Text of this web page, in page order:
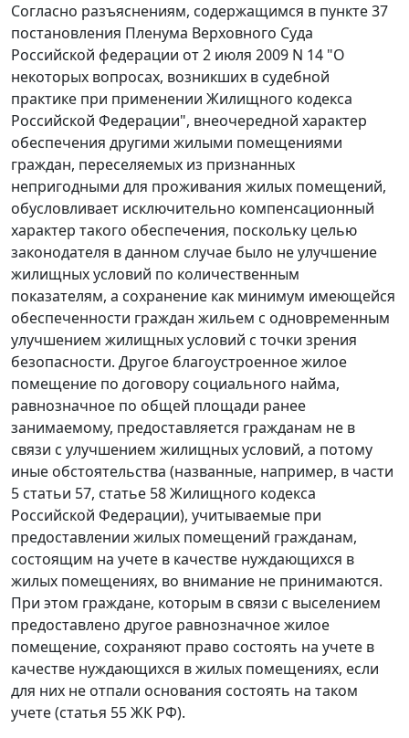
Согласно разъяснениям, содержащимся в пункте 37
постановления Пленума Верховного Суда
Российской федерации от 2 июля 2009 N 14 "О
некоторых вопросах, возникших в судебной
практике при применении Жилищного кодекса
Российской Федерации", внеочередной характер
обеспечения другими жилыми помещениями
граждан, переселяемых из признанных
непригодными для проживания жилых помещений,
обусловливает исключительно компенсационный
характер такого обеспечения, поскольку целью
законодателя в данном случае было не улучшение
жилищных условий по количественным
показателям, а сохранение как минимум имеющейся
обеспеченности граждан жильем с одновременным
улучшением жилищных условий с точки зрения
безопасности. Другое благоустроенное жилое
помещение по договору социального найма,
равнозначное по общей площади ранее
занимаемому, предоставляется гражданам не в
связи с улучшением жилищных условий, а потому
иные обстоятельства (названные, например, в части
5 статьи 57, статье 58Жилищного кодекса
Российской Федерации), учитываемые при
предоставлении жилых помещений гражданам,
состоящим на учете в качестве нуждающихся в
жилых помещениях, во внимание не принимаются.
При этом граждане, которым в связи с выселением
предоставлено другое равнозначное жилое
помещение, сохраняют право состоять на учете в
качестве нуждающихся в жилых помещениях, если
для них не отпали основания состоять на таком
учете (статья 55ЖК РФ).